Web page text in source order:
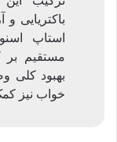
باکتریایی
استاپ
مستقیم بر
بهبود کلی
خواب نیز